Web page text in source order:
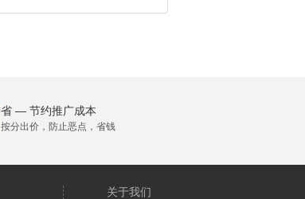
省 — 节约推广成本
按分出价，防止恶点，省钱
关于我们